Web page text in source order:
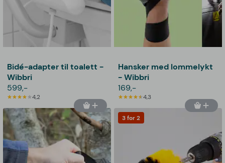
Bidé-adapter til toalett -
Wibbri
599,-
4,2
Hansker med lommelykt
- Wibbri
169,-
4,3
3 for 2